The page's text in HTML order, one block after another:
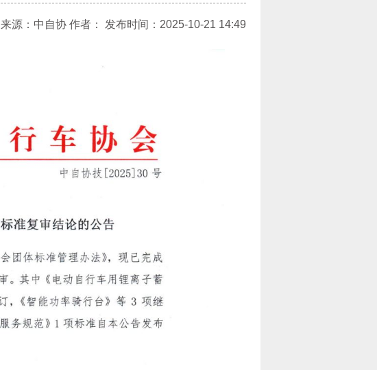
来源：中自协 作者： 发布时间：2025-10-21 14:49